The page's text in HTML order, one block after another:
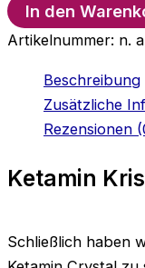
In den
Artikelnummer: n.
Beschreibung
Zusätzliche
Rezensionen
Ketamin
Schließlich haben